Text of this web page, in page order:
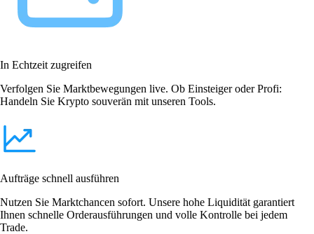
In Echtzeit zugreifen
Verfolgen Sie Marktbewegungen live. Ob Einsteiger oder Profi:
Handeln Sie Krypto souverän mit unseren Tools.
Aufträge schnell ausführen
Nutzen Sie Marktchancen sofort. Unsere hohe Liquidität garantiert
Ihnen schnelle Orderausführungen und volle Kontrolle bei jedem
Trade.